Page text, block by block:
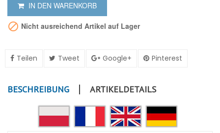
IN DEN WARENKORB
 Nicht ausreichend Artikel auf Lager
Teilen Tweet Google+ Pinterest
BESCHREIBUNG ARTIKELDETAILS